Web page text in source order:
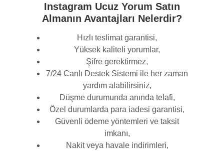
Instagram Ucuz Yorum Satın
Almanın Avantajları Nelerdir?
Hızlı teslimat garantisi,
Yüksek kaliteli yorumlar,
Şifre gerektirmez,
7/24 Canlı Destek Sistemi ile her zaman
yardım alabilirsiniz,
Düşme durumunda anında telafi,
Özel durumlarda para iadesi garantisi,
Güvenli ödeme yöntemleri ve taksit
imkanı,
Nakit veya havale indirimleri,